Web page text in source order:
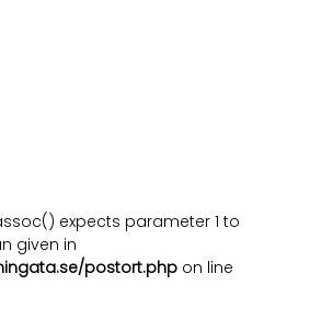
expects parameter 1 to
given in
postort.php on line